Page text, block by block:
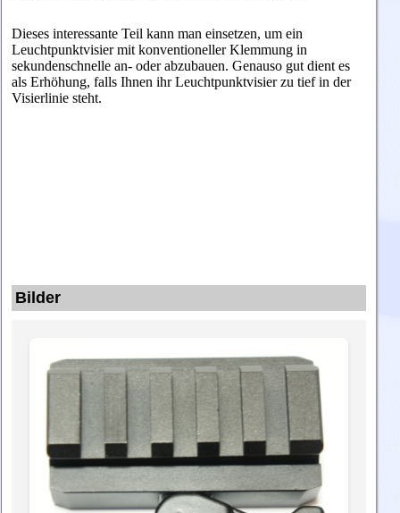
Dieses interessante Teil kann man einsetzen, um ein
Leuchtpunktvisier mit konventioneller Klemmung in
sekundenschnelle an- oder abzubauen. Genauso gut dient es
als Erhöhung, falls Ihnen ihr Leuchtpunktvisier zu tief in der
Visierlinie steht.
Bilder